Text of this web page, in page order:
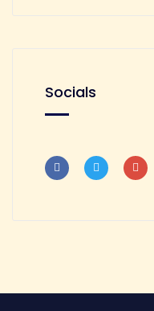
Socials